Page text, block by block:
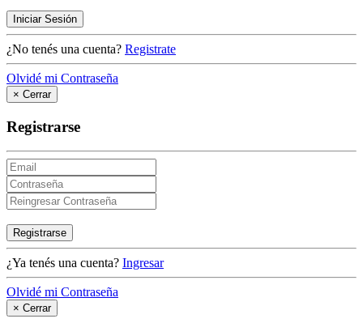
Iniciar Sesión
¿No tenés una cuenta? Registrate
Olvidé mi Contraseña
× Cerrar
Registrarse
Registrarse
¿Ya tenés una cuenta? Ingresar
Olvidé mi Contraseña
× Cerrar